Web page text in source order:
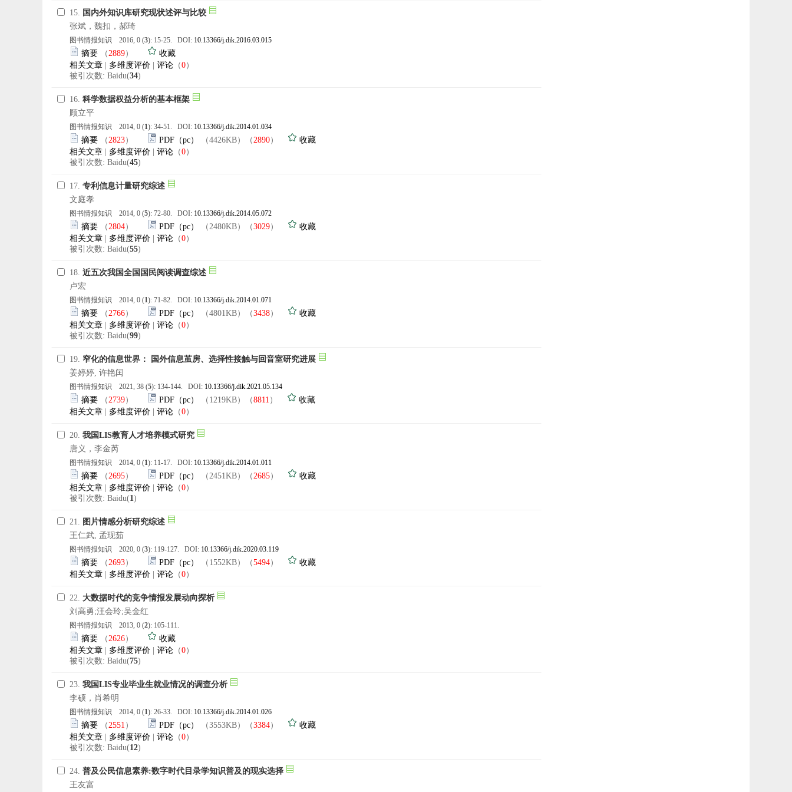
15. 国内外知识库研究现状述评与比较
张斌，魏扣，郝琦
图书情报知识 2016, 0 (3): 15-25. DOI: 10.13366/j.dik.2016.03.015
摘要 （2889）
收藏
相关文章
多维度评价 评论 （0）
被引次数: Baidu(34)
16. 科学数据权益分析的基本框架
顾立平
图书情报知识 2014, 0 (1): 34-51. DOI: 10.13366/j.dik.2014.01.034
摘要 （2823） PDF（pc） （4426KB）（2890）
收藏
相关文章
多维度评价 评论 （0）
被引次数: Baidu(45)
17. 专利信息计量研究综述
文庭孝
图书情报知识 2014, 0 (5): 72-80. DOI: 10.13366/j.dik.2014.05.072
摘要 （2804） PDF（pc） （2480KB）（3029）
收藏
相关文章
多维度评价 评论 （0）
被引次数: Baidu(55)
18. 近五次我国全国国民阅读调查综述
卢宏
图书情报知识 2014, 0 (1): 71-82. DOI: 10.13366/j.dik.2014.01.071
摘要 （2766） PDF（pc） （4801KB）（3438）
收藏
相关文章
多维度评价 评论 （0）
被引次数: Baidu(99)
19. 窄化的信息世界： 国外信息茧房、选择性接触与回音室研究进展
姜婷婷, 许艳闰
图书情报知识 2021, 38 (5): 134-144. DOI: 10.13366/j.dik.2021.05.134
摘要 （2739） PDF（pc） （1219KB）（8811 ）
收藏
相关文章
多维度评价 评论 （0）
20. 我国LIS教育人才培养模式研究
唐义，李金芮
图书情报知识 2014, 0 (1): 11-17. DOI: 10.13366/j.dik.2014.01.011
摘要 （2695） PDF（pc） （2451KB）（2685）
收藏
相关文章
多维度评价 评论 （0）
被引次数: Baidu(1)
21. 图片情感分析研究综述
王仁武, 孟现茹
图书情报知识 2020, 0 (3): 119-127. DOI: 10.13366/j.dik.2020.03.119
摘要 （2693） PDF（pc） （1552KB）（5494）
收藏
相关文章
多维度评价 评论 （0）
22. 大数据时代的竞争情报发展动向探析
刘高勇;汪会玲;吴金红
图书情报知识 2013, 0 (2): 105-111.
摘要 （2626）
收藏
相关文章
多维度评价 评论 （0）
被引次数: Baidu(75)
23. 我国LIS专业毕业生就业情况的调查分析
李硕，肖希明
图书情报知识 2014, 0 (1): 26-33. DOI: 10.13366/j.dik.2014.01.026
摘要 （2551 ） PDF（pc） （3553KB）（3384）
收藏
相关文章
多维度评价 评论 （0）
被引次数: Baidu(12)
24. 普及公民信息素养:数字时代目录学知识普及的现实选择
王友富